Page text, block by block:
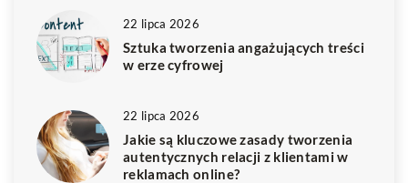
22 lipca 2026
Sztuka tworzenia angażujących treści
w erze cyfrowej
22 lipca 2026
Jakie są kluczowe zasady tworzenia
autentycznych relacji z klientami w
reklamach online?